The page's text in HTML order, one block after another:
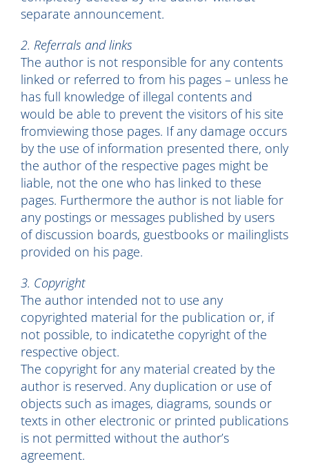
separate announcement.
2. Referrals and links
The author is not responsible for any contents
linked or referred to from his pages – unless he
has full knowledge of illegal contents and
would be able to prevent the visitors of his site
fromviewing those pages. If any damage occurs
by the use of information presented there, only
the author of the respective pages might be
liable, not the one who has linked to these
pages. Furthermore the author is not liable for
any postings or messages published by users
of discussion boards, guestbooks or mailinglists
provided on his page.
3. Copyright
The author intended not to use any
copyrighted material for the publication or, if
not possible, to indicatethe copyright of the
respective object.
The copyright for any material created by the
author is reserved. Any duplication or use of
objects such as images, diagrams, sounds or
texts in other electronic or printed publications
is not permitted without the author’s
agreement.